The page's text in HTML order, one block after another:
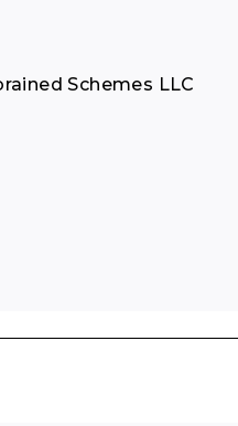
Schemes LLC